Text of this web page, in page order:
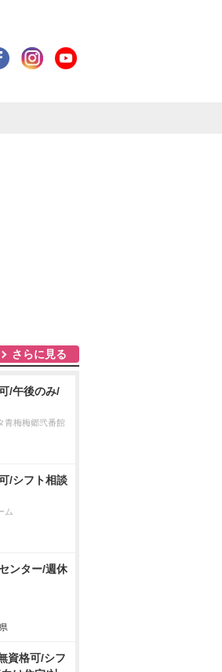
さらに見る
/午後のみ/
青梅梅郷弐番館
/シフト相談
ム
ンター/週休
資格可/シフ